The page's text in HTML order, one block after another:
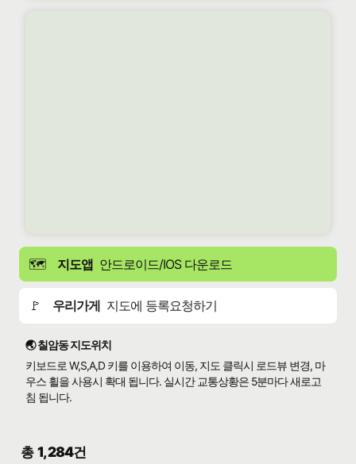
🗺️ 지도앱 안드로이드/IOS 다운로드
🚩 우리가게 지도에 등록요청하기
🌏 칠암동 지도위치
키보드로 W,S,A,D 키를 이용하여 이동, 지도 클릭시 로드뷰 변경, 마
우스 휠을 사용시 확대 됩니다. 실시간 교통상황은 5분마다 새로고
침 됩니다.
총 1,284건